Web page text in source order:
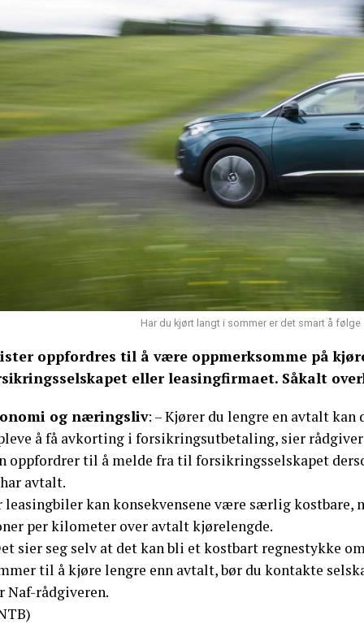
Har du kjørt langt i sommer er det smart å
oppfordres til å være oppmerksomme på
eller leasingfirmaet. Såkalt
og næringsliv: – Kjører du lengre en avtalt kan
å få avkorting i forsikringsutbetaling, sier rådgiver
oppfordrer til å melde fra til forsikringsselskapet
avtalt.
leasingbiler kan konsekvensene være særlig
per kilometer over avtalt kjørelengde.
sier seg selv at det kan bli et kostbart regnestykke
til å kjøre lengre enn avtalt, bør du kontakte
Naf-rådgiveren.